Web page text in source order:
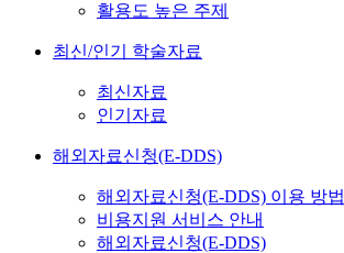
활용도 높은 주제
최신/인기 학술자료
최신자료
인기자료
해외자료신청(E-DDS)
해외자료신청(E-DDS) 이용 방법
비용지원 서비스 안내
해외자료신청(E-DDS)